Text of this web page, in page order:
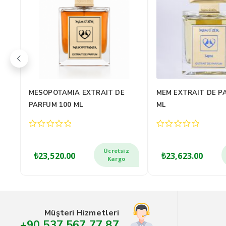
ZÎN EXTRAIT DE PARFUM 100
ML
₺22,099.00
Ücretsiz
Kargo
NEWROZ EXTRAIT
100 ML
₺19,813.00
Müşteri Hizmetleri